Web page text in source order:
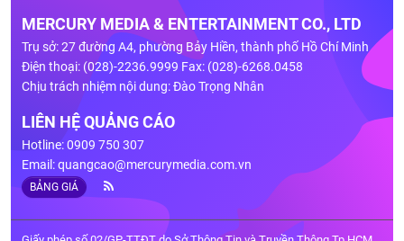
MERCURY MEDIA & ENTERTAINMENT CO., LTD
Trụ sở: 27 đường A4, phường Bảy Hiền, thành phố Hồ Chí Minh
Điện thoại: (028)-2236.9999 Fax: (028)-6268.0458
Chịu trách nhiệm nội dung: Đào Trọng Nhân
LIÊN HỆ QUẢNG CÁO
Hotline: 0909 750 307
Email:quangcao@mercurymedia.com.vn
BẢNG GIÁ